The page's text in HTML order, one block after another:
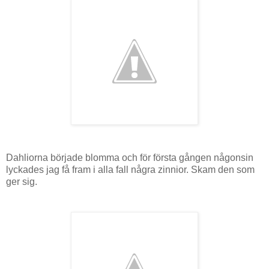
Dahliorna började blomma och för första gången någonsin
lyckades jag få fram i alla fall några zinnior. Skam den som
ger sig.